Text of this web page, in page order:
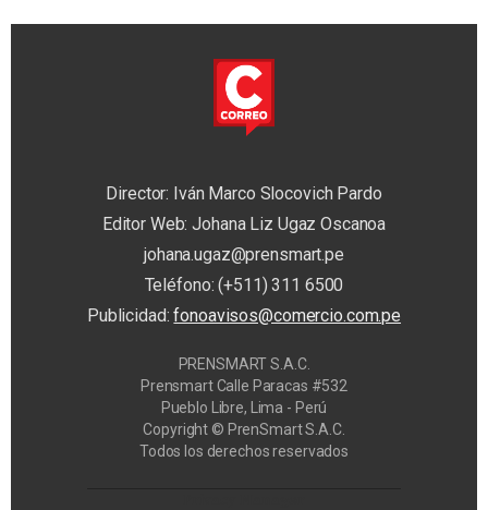
Director: Iván Marco Slocovich Pardo
Editor Web: Johana Liz Ugaz Oscanoa
johana.ugaz@prensmart.pe
Teléfono: (+511) 311 6500
Publicidad:fonoavisos@comercio.com.pe
PRENSMART S.A.C.
Prensmart Calle Paracas #532
Pueblo Libre, Lima - Perú
Copyright © PrenSmart S.A.C.
Todos los derechos reservados